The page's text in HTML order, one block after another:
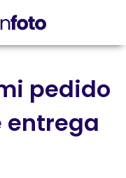
pedido
entrega